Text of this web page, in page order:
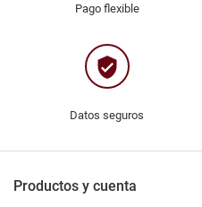
Pago flexible
verified_user
Datos seguros
Productos y cuenta